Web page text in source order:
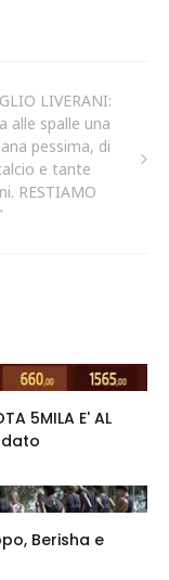
LIVERANI:
alle spalle una
pessima, di
e tante
RESTIAMO
5MILA E' AL
dato
Berisha e